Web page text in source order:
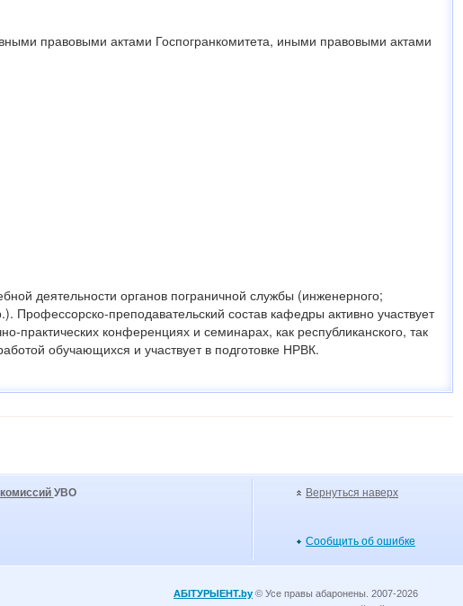
правовыми актами Госпогранкомитета, иными правовыми актами
деятельности органов пограничной службы (инженерного;
Профессорско-преподавательский состав кафедры активно участвует
практических конференциях и семинарах, как республиканского, так
обучающихся и участвует в подготовке НРВК.
Вернуться наверх
Сообщить об ошибке
УВО
АБІТУРЫЕНТ.by © Усе правы абаронены. 2007-2026